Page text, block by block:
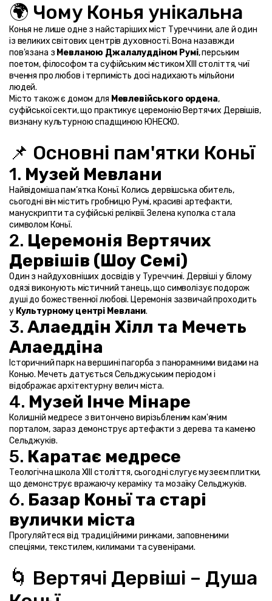
🌍 Чому Конья унікальна
Конья не лише одне з найстаріших міст Туреччини, але й один
із великих світових центрів духовності. Вона назавжди
пов'язана з Мевланою Джалалуддіном Румі, перським
поетом, філософом та суфійським містиком XIII століття, чиї
вчення про любов і терпимість досі надихають мільйони
людей.
Місто також є домом для Мевлевійського ордена,
суфійської секти, що практикує церемонію Вертячих Дервішів,
визнану культурною спадщиною ЮНЕСКО.
📌 Основні пам'ятки Коньї
1. Музей Мевлани
Найвідоміша пам’ятка Коньї. Колись дервішська обитель,
сьогодні він містить гробницю Румі, красиві артефакти,
манускрипти та суфійські реліквії. Зелена куполка стала
символом Коньї.
2. Церемонія Вертячих
Дервішів (Шоу Семі)
Один з найдуховніших досвідів у Туреччині. Дервіші у білому
одязі виконують містичний танець, що символізує подорож
душі до божественної любові. Церемонія зазвичай проходить
у Культурному центрі Мевлани.
3. Алаеддін Хілл та Мечеть
Алаеддіна
Історичний парк на вершині пагорба з панорамними видами на
Конью. Мечеть датується Сельджуським періодом і
відображає архітектурну велич міста.
4. Музей Інче Мінаре
Колишній медресе з витончено вирізьбленим кам'яним
порталом, зараз демонструє артефакти з дерева та каменю
Сельджуків.
5. Каратає медресе
Теологічна школа XIII століття, сьогодні слугує музеєм плитки,
що демонструє вражаючу кераміку та мозаїку Сельджуків.
6. Базар Коньї та старі
вулички міста
Прогуляйтеся від традиційними ринками, заповненими
спеціями, текстилем, килимами та сувенірами.
🌀 Вертячі Дервіші – Душа